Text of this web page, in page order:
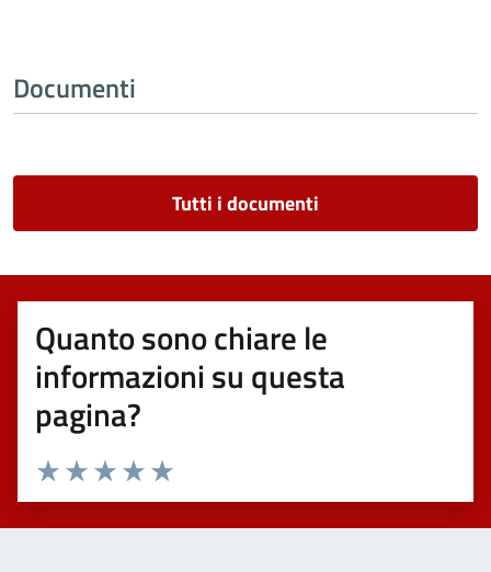
Documenti
Tutti i documenti
Quanto sono chiare le
informazioni su questa
pagina?
Valuta 5 stelle su 5
Valuta 4 stelle su 5
Valuta 3 stelle su 5
Valuta 2 stelle su 5
Valuta 1 stelle su 5